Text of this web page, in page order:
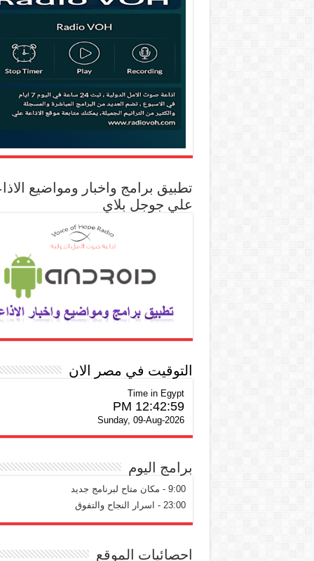
تطبيق برامج واخبار ومواضيع
علي جوجل بلاي
التوقيت في مصر الان
Time in Egypt
12:43:00 PM
Sunday, 09-Aug-2026
برامج اليوم
9:00 - مكان متاح لبرنامج جديد
23:00 - اسرار النجاح والتفوق
احصائيات الموقع